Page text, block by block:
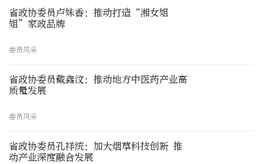
省政协委员卢妹香：推动打造“湘女姐
姐”家政品牌
委员风采
省政协委员戴鑫汶：推动地方中医药产业高
质量发展
委员风采
省政协委员孔祥统：加大烟草科技创新 推
动产业深度融合发展